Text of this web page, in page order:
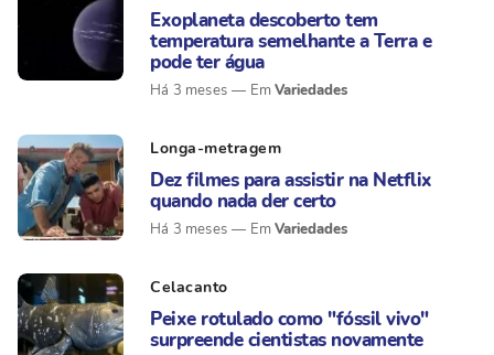
Exoplaneta descoberto tem
temperatura semelhante a Terra e
pode ter água
Há 3 meses Variedades
Longa-metragem
Dez filmes para assistir na Netflix
quando nada der certo
Há 3 meses Variedades
Celacanto
Peixe rotulado como "fóssil vivo"
surpreende cientistas novamente